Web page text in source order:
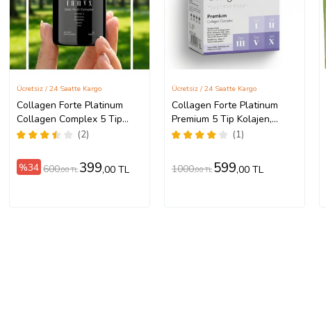
Collagen Forte Platinum
Collagen Complex 5 Tip
Kolajen, Biotin, Çinko,
90 Tablet
(2)
Ücretsiz / 24 Saatte Kargo
%34 600,00 TL 399,00 TL
Collagen Forte Platinum
Premium 5 Tip Kolajen,
Hyalüronik Asit, Çinko,
(1)
Ücretsiz / 24 Saatte Kargo
1000,00 TL 599,00 TL